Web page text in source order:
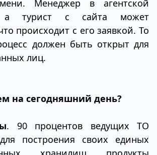
Менеджер в агентской
а турист с сайта может
происходит с его заявкой. То
должен быть открыт для
лиц.
на сегодняшний день?
. 90 процентов ведущих ТО
построения своих единых